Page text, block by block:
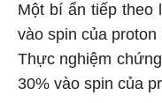
Một bí ẩn tiếp theo
vào spin của
Thực nghiệm
30% vào spin của